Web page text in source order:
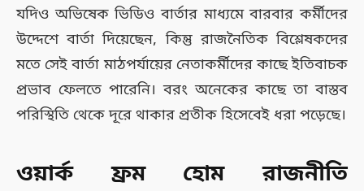
যদিও অভিষেক ভিডিও বার্তার মাধ্যমে বারবার কর্মীদের
উদ্দেশে বার্তা দিয়েছেন, কিন্তু রাজনৈতিক বিশ্লেষকদের
মতে সেই বার্তা মাঠপর্যায়ের নেতাকর্মীদের কাছে ইতিবাচক
প্রভাব ফেলতে পারেনি। বরং অনেকের কাছে তা বাস্তব
পরিস্থিতি থেকে দূরে থাকার প্রতীক হিসেবেই ধরা পড়েছে।
ওয়ার্ক ফ্রম হোম রাজনীতি